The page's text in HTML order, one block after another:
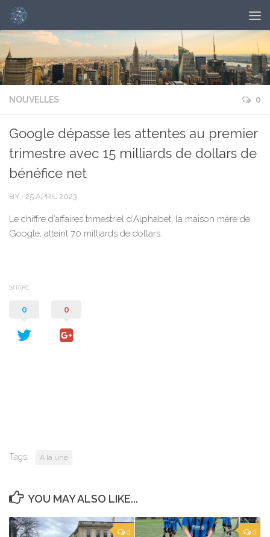
NOUVELLES 0
Google dépasse les attentes au premier
trimestre avec 15 milliards de dollars de
bénéfice net
BY · 25 APRIL 2023
Le chiffre d’affaires trimestriel d’Alphabet, la maison mère de
Google, atteint 70 milliards de dollars.
SHARE
0 0
Tags: A la une
YOU MAY ALSO LIKE...
0 0